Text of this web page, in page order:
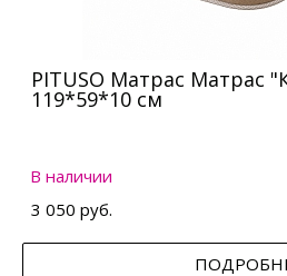
PITUSO Матрас Матрас
119*59*10 см
В наличии
3 050 руб.